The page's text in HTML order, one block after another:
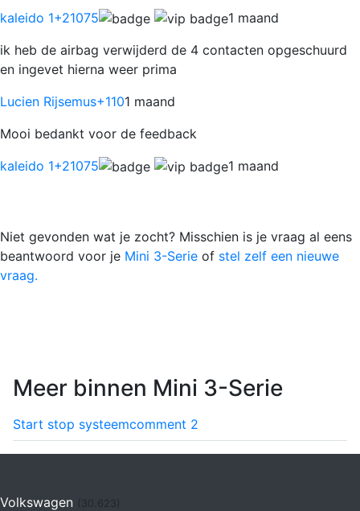
kaleido 1+21075
1 maand
ik heb de airbag verwijderd de 4 contacten opgeschuurd
en ingevet hierna weer prima
Lucien Rijsemus+1101 maand
Mooi bedankt voor de feedback
kaleido 1+21075 1 maand
Niet gevonden wat je zocht? Misschien is je vraag al eens
beantwoord voor je Mini 3-Serie of stel zelf een nieuwe
vraag.
Meer binnen Mini 3-Serie
Start stop systeemcomment 2
Volkswagen (30.623)